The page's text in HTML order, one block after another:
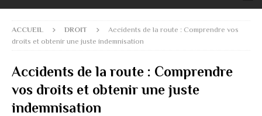
ACCUEIL DROIT
Accidents de la route : Comprendre vos
droits et obtenir une juste indemnisation
Accidents de la route : Comprendre
vos droits et obtenir une juste
indemnisation